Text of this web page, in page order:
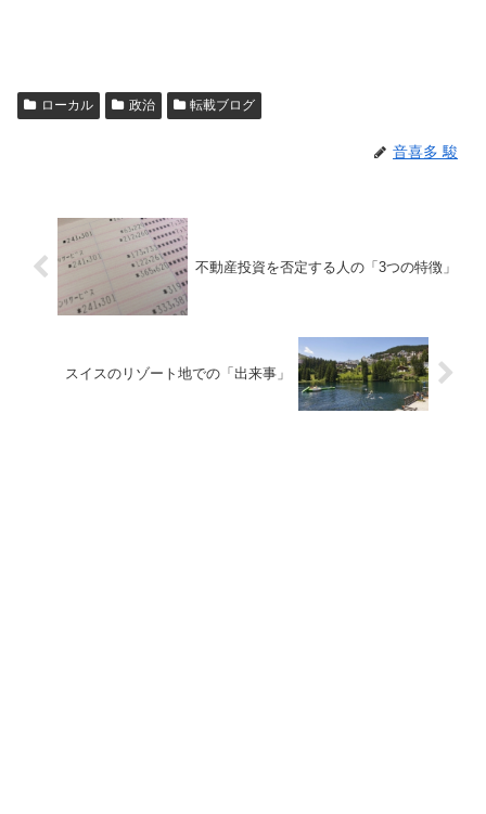
ローカル 政治 転載ブログ
音喜多 駿
不動産投資を否定する人の「3つの特徴」
スイスのリゾート地での「出来事」